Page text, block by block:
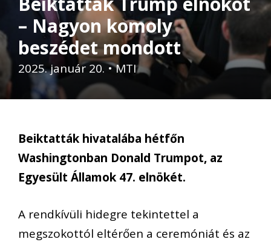
– Nagyon komoly
beszédet mondott
2025. január 20.•MTI
Beiktatták hivatalába hétfőn
Washingtonban Donald Trumpot, az
Egyesült Államok 47. elnökét.
A rendkívüli hidegre tekintettel a
megszokottól eltérően a ceremóniát és az